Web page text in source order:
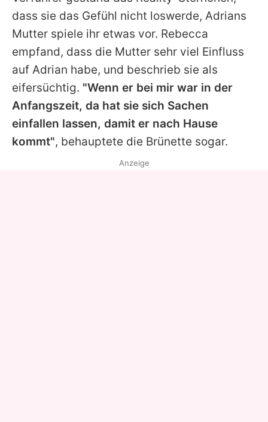
dass sie das Gefühl nicht loswerde, Adrians
Mutter spiele ihr etwas vor. Rebecca
empfand, dass die Mutter sehr viel Einfluss
auf Adrian habe, und beschrieb sie als
eifersüchtig. "Wenn er bei mir war in der
Anfangszeit, da hat sie sich Sachen
einfallen lassen, damit er nach Hause
kommt", behauptete die Brünette sogar.
Anzeige